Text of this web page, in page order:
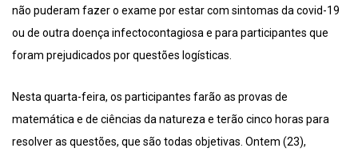
não puderam fazer o exame por estar com sintomas da covid-19
ou de outra doença infectocontagiosa e para participantes que
foram prejudicados por questões logísticas.
Nesta quarta-feira, os participantes farão as provas de
matemática e de ciências da natureza e terão cinco horas para
resolver as questões, que são todas objetivas. Ontem (23),